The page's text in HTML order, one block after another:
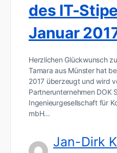
des IT-
Januar
Herzlichen Glückwunsch
Tamara aus Münster hat
2017 überzeugt und wird
Partnerunternehmen DOK
Ingenieurgesellschaft für
mbH…
Jan-Dirk